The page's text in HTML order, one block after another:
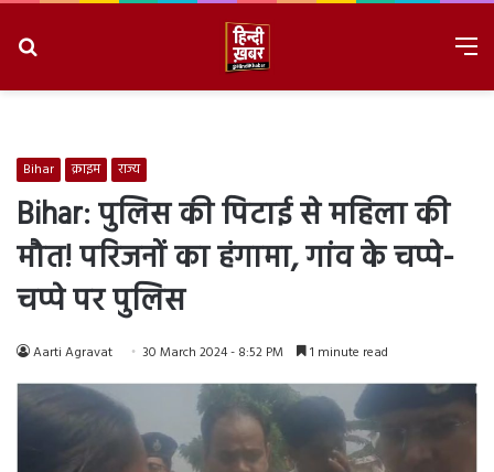
Bihar क्राइम राज्य
Bihar: पुलिस की पिटाई से महिला की
मौत! परिजनों का हंगामा, गांव के चप्पे-
चप्पे पर पुलिस
Aarti Agravat 30 March 2024 - 8:52 PM 1 minute read